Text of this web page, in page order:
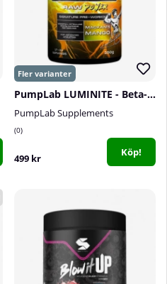
PumpLab LUMINITE - Beta-Alanine Free PWO, 550 g
PumpLab Supplements
0
499 kr Köp!